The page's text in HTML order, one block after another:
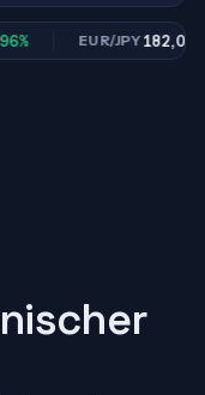
EUR/JPY182,01